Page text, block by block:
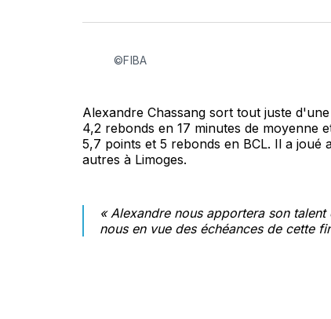
©FIBA
Alexandre Chassang sort tout juste
4,2 rebonds en 17 minutes de moyenne
5,7 points et 5 rebonds en BCL. Il a joué
autres à Limoges.
« Alexandre nous apportera son
nous en vue des échéances de cette